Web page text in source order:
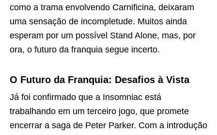
como a trama envolvendo Carnificina, deixaram
uma sensação de incompletude. Muitos ainda
esperam por um possível Stand Alone, mas, por
ora, o futuro da franquia segue incerto.
O Futuro da Franquia: Desafios à Vista
Já foi confirmado que a Insomniac está
trabalhando em um terceiro jogo, que promete
encerrar a saga de Peter Parker. Com a introdução